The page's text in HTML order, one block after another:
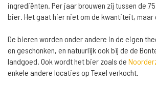
ingrediënten. Per jaar brouwen zij tussen de
bier. Het gaat hier niet om de kwantiteit,
De bieren worden onder andere in de eigen
en geschonken, en natuurlijk ook bij de de
landgoed. Ook wordt het bier zoals de
enkele andere locaties op Texel verkocht.